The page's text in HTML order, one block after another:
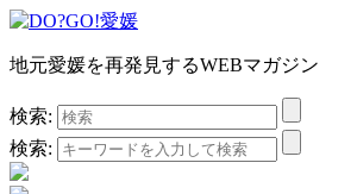
地元愛媛を再発見するWEBマガジン
検索:
検索: